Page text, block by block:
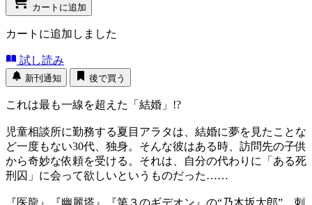
カートに追加
カートに追加しました
試し読み
新刊通知 後で買う
これは最も一線を超えた「結婚」!?
児童相談所に勤務する夏目アラタは、結婚に夢を見たことな
ど一度もない30代、独身。そんな彼はある時、訪問先の子供
から奇妙な依頼を受ける。それは、自分の代わりに「ある死
刑囚」に会って欲しいというものだった……
『医龍』『幽麗塔』『第３のギデオン』の“乃木坂太郎”、刺